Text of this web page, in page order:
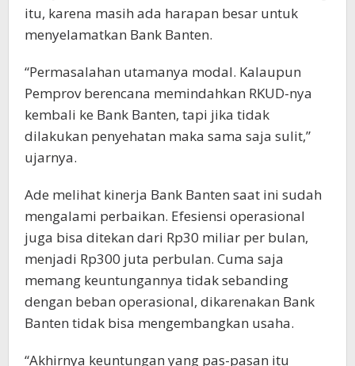
itu, karena masih ada harapan besar untuk
menyelamatkan Bank Banten.
“Permasalahan utamanya modal. Kalaupun
Pemprov berencana memindahkan RKUD-nya
kembali ke Bank Banten, tapi jika tidak
dilakukan penyehatan maka sama saja sulit,”
ujarnya.
Ade melihat kinerja Bank Banten saat ini sudah
mengalami perbaikan. Efesiensi operasional
juga bisa ditekan dari Rp30 miliar per bulan,
menjadi Rp300 juta perbulan. Cuma saja
memang keuntungannya tidak sebanding
dengan beban operasional, dikarenakan Bank
Banten tidak bisa mengembangkan usaha.
“Akhirnya keuntungan yang pas-pasan itu